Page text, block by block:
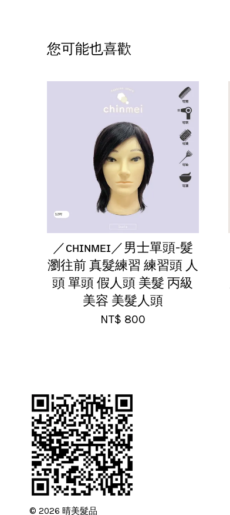
您可能也喜歡
／ᴄʜɪɴᴍᴇɪ／男士單頭-髮
瀏往前 真髮練習 練習頭 人
頭 單頭 假人頭 美髮 丙級
美容 美髮人頭
NT$ 800
© 2026 晴美髮品